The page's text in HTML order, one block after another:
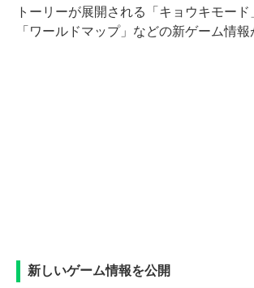
トーリーが展開される「キョウキモー
「ワールドマップ」などの新ゲーム情報
新しいゲーム情報を公開